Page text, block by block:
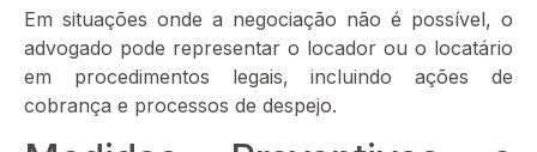
Em situações onde a negociação não é possível, o
advogado pode representar o locador ou o locatário
em procedimentos legais, incluindo ações de
cobrança e processos de despejo.